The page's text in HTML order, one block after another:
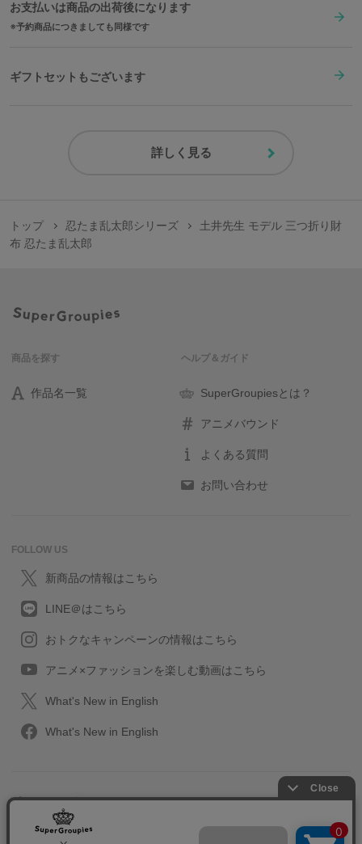
お支払いは商品の出荷後になります
予約商品につきましても同様です
ギフトセットもございます
詳しく見る
トップ 忍たま乱太郎シリーズ
土井先生 モデル 三つ折り財
布 忍たま乱太郎
商品を探す
作品名一覧
ヘルプ＆ガイド
SuperGroupiesとは？
アニメバウンド
よくある質問
お問い合わせ
FOLLOW US
新商品の情報はこちら
LINE＠はこちら
おトクなキャンペーンの情報はこちら
アニメ×ファッションを楽しむ動画はこちら
What's New in English
What's New in English
プライバシーポリシー
特定取引に関する法律